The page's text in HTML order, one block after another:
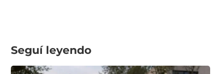
Seguí leyendo